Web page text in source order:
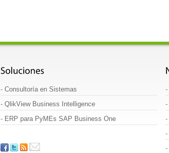
- Consultoría en Sistemas
- QlikView Business Intelligence
- ERP para PyMEs SAP Business One
-
-
-
-
-